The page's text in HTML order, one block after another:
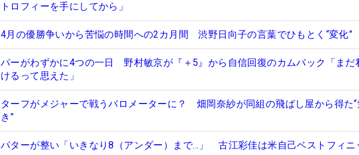
トロフィーを手にしてから」
4月の優勝争いから苦悩の時間への2カ月間 渋野日向子の言葉でひもとく“変化”
パーがわずかに4つの一日 野村敏京が『＋5』から自信回復のカムバック「まだ
けるって思えた」
ターフがメジャーで戦うバロメーターに？ 畑岡奈紗が同組の飛ばし屋から得た
き”
パターが整い「いきなり8（アンダー）まで…」 古江彩佳は米自己ベストフィニ